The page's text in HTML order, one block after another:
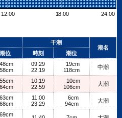
12:00 18:00 24:00
干潮
潮名
潮位 時刻 潮位
09:29
22:19
19cm
118cm
中潮
10:19
22:59
10cm
106cm
大潮
11:00
23:29
6cm
94cm
大潮